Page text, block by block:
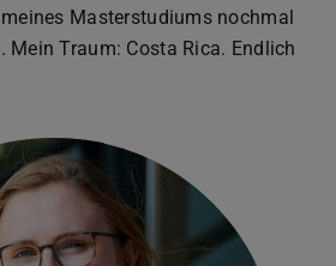
Masterstudiums nochmal
Mein Traum: Costa Rica. Endlich